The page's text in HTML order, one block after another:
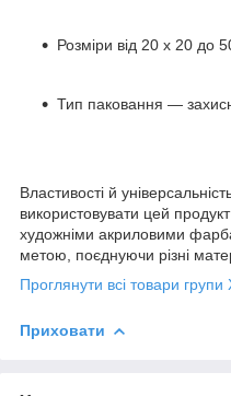
Розміри від 20 х 20 до
Тип паковання —
Властивості й
використовувати цей
художніми акриловими
метою, поєднуючи різні
Проглянути всі товари
Приховати